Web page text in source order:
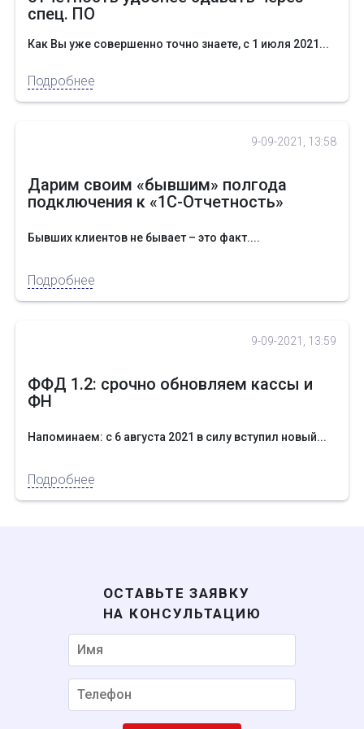
спец. ПО
Как Вы уже совершенно точно знаете, с 1 июля 2021...
Подробнее
9-09-2021, 13:58
Дарим своим «бывшим» полгода
подключения к «1С-Отчетность»
Бывших клиентов не бывает – это факт....
Подробнее
9-09-2021, 13:59
ФФД 1.2: срочно обновляем кассы и
ФН
Напоминаем: с 6 августа 2021 в силу вступил новый...
Подробнее
ОСТАВЬТЕ ЗАЯВКУ
НА КОНСУЛЬТАЦИЮ
Некорректный номер